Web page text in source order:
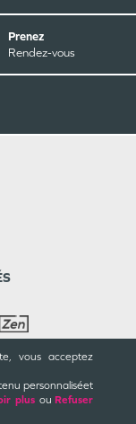
vous acceptez
personnaliséet
plusou Refuser
Prenez
Rendez-vous